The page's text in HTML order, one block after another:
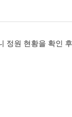
정원 현황을 확인